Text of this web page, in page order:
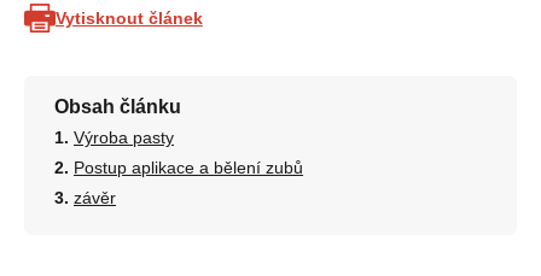
Vytisknout článek
Obsah článku
Výroba pasty
Postup aplikace a bělení zubů
závěr